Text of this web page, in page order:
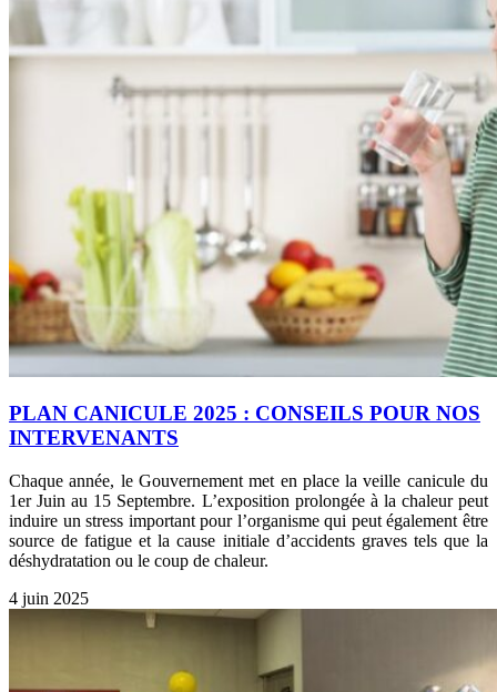
PLAN CANICULE 2025 : CONSEILS POUR NOS
INTERVENANTS
Chaque année, le Gouvernement met en place la veille canicule du
1er Juin au 15 Septembre. L’exposition prolongée à la chaleur peut
induire un stress important pour l’organisme qui peut également être
source de fatigue et la cause initiale d’accidents graves tels que la
déshydratation ou le coup de chaleur.
4 juin 2025